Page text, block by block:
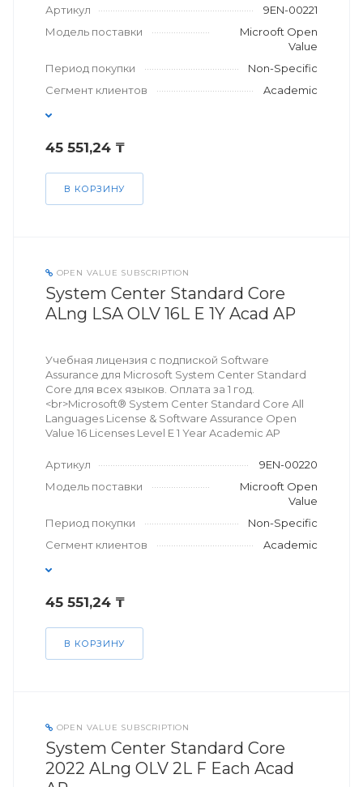
Артикул
9EN-00221
Модель поставки
Microoft Open
Value
Период покупки
Non-Specific
Сегмент клиентов
Academic
45 551,24 ₸
В КОРЗИНУ
OPEN VALUE SUBSCRIPTION
System Center Standard Core
ALng LSA OLV 16L E 1Y Acad AP
Учебная лицензия с подпиской Software
Assurance для Microsoft System Center Standard
Core для всех языков. Оплата за 1 год.
<br>Microsoft® System Center Standard Core All
Languages License & Software Assurance Open
Value 16 Licenses Level E 1 Year Academic AP
Артикул
9EN-00220
Модель поставки
Microoft Open
Value
Период покупки
Non-Specific
Сегмент клиентов
Academic
45 551,24 ₸
В КОРЗИНУ
OPEN VALUE SUBSCRIPTION
System Center Standard Core
2022 ALng OLV 2L F Each Acad